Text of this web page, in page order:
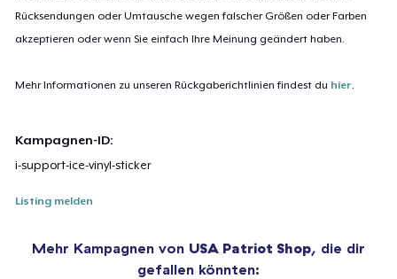
Rücksendungen oder Umtausche wegen falscher Größen oder Farben
akzeptieren oder wenn Sie einfach Ihre Meinung geändert haben.
Mehr Informationen zu unseren Rückgaberichtlinien findest du hier
Kampagnen-ID:
i-support-ice-vinyl-sticker
Listing melden
Mehr Kampagnen von USA Patriot Shop, die dir
gefallen könnten: